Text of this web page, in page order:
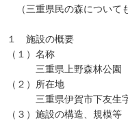
（三重県民の森について
１ 施設の概要
（１）名称
三重県上野森林公園
（２）所在地
三重県伊賀市下友生字
（３）施設の構造、規模等